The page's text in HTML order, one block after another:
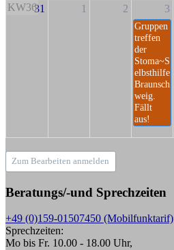
KW3631 1 2 3
Gruppen
treffen
der
Stoma~S
elbsthilfe
Braunsch
weig.
Fällt
aus!
Zum Bearbeiten anmelden
Beratungs/-und Sprechzeiten
+49 (0)159-01507450 (Mobilfunktarif)
Sprechzeiten:
Mo bis Fr. 10.00 - 18.00 Uhr,